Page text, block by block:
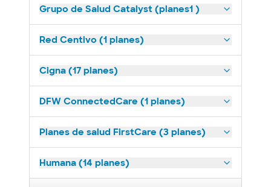
Grupo de Salud Catalyst (planes1 )
Red Centivo (1 planes)
Cigna (17 planes)
DFW ConnectedCare (1 planes)
Planes de salud FirstCare (3 planes)
Humana (14 planes)